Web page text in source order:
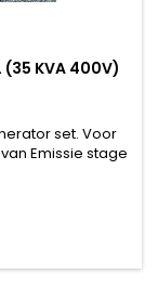
(35 KVA 400V)
set. Voor
Emissie stage
met